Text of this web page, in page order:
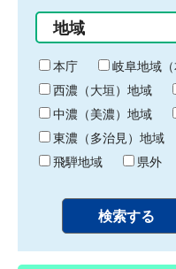
始
り
間
終
わ
り
地域
本庁
岐阜地域（
西濃（大垣）地域
中濃（美濃）地域
東濃（多治見）地域
飛騨地域
県外